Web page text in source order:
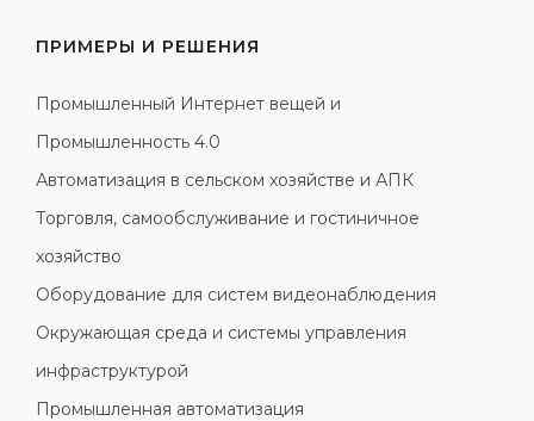
ПРИМЕРЫ И РЕШЕНИЯ
Промышленный Интернет вещей и
Промышленность 4.0
Автоматизация в сельском хозяйстве и АПК
Торговля, самообслуживание и гостиничное
хозяйство
Оборудование для систем видеонаблюдения
Окружающая среда и системы управления
инфраструктурой
Промышленная автоматизация